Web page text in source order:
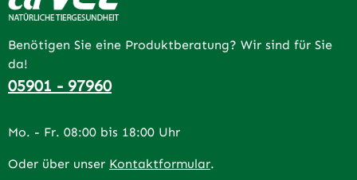
Benötigen Sie eine Produktberatung? Wir sind für Sie
da!
05901 - 97960
Mo. - Fr. 08:00 bis 18:00 Uhr
Oder über unser Kontaktformular.